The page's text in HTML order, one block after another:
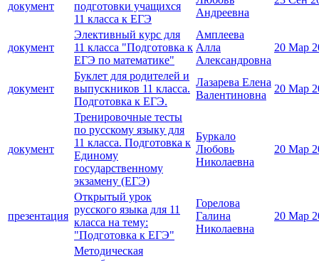
документ
подготовки учащихся
11 класса к ЕГЭ
Андреевна
документ
Элективный курс для
11 класса "Подготовка к
ЕГЭ по математике"
Амплеева
Алла
Александровна
20 Мар
документ
Буклет для родителей и
выпускников 11 класса.
Подготовка к ЕГЭ.
Лазарева Елена
Валентиновна
20 Мар
документ
Тренировочные тесты
по русскому языку для
11 класса. Подготовка к
Единому
государственному
экзамену (ЕГЭ)
Буркало
Любовь
Николаевна
20 Мар
презентация
Открытый урок
русского языка для 11
класса на тему:
"Подготовка к ЕГЭ"
Горелова
Галина
Николаевна
20 Мар
Методическая